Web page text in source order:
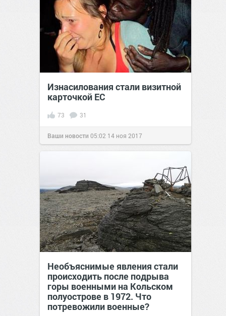
Изнасилования стали визитной
карточкой ЕС
73 31
Ваши новости 05:02 14 ноя 2017
Необъяснимые явления стали
происходить после подрыва
горы военными на Кольском
полуострове в 1972. Что
потревожили военные?